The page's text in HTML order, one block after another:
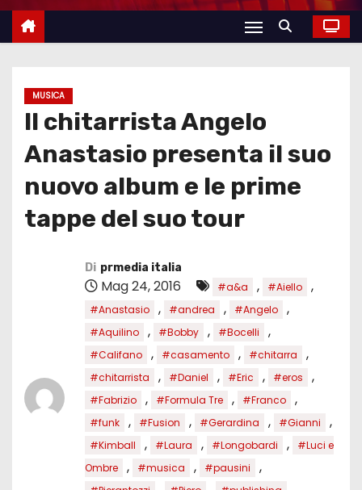
e
MUSICA
Il chitarrista Angelo
Anastasio presenta il suo
nuovo album e le prime
tappe del suo tour
Di prmedia italia
Mag 24, 2016 #a&a , #Aiello ,
#Anastasio , #andrea , #Angelo ,
#Aquilino , #Bobby , #Bocelli ,
#Califano , #casamento , #chitarra ,
#chitarrista , #Daniel , #Eric , #eros ,
#Fabrizio , #Formula Tre , #Franco ,
#funk , #Fusion , #Gerardina , #Gianni ,
#Kimball , #Laura , #Longobardi ,
#Luci e
Ombre
, #musica , #pausini ,